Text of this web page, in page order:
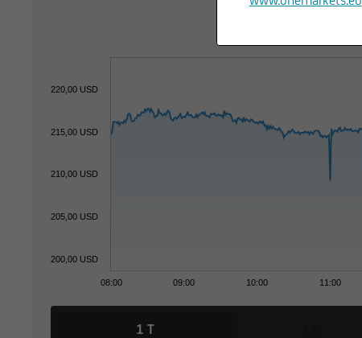
08:00 09:00 10:00 11:00
200,00 USD
205,00 USD
210,00 USD
215,00 USD
220,00 USD
1 T